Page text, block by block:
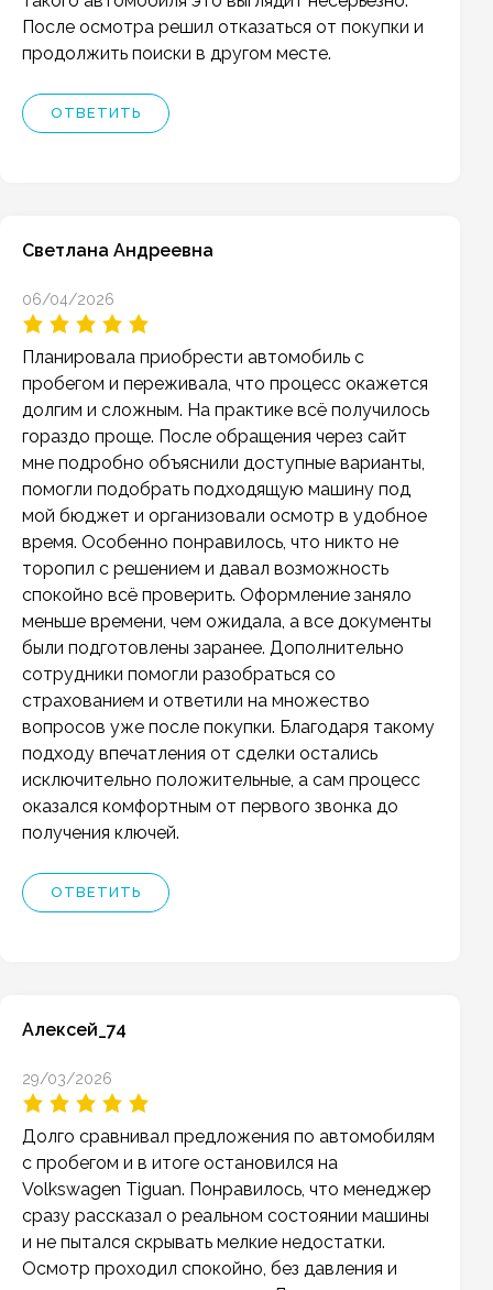
После осмотра решил отказаться от покупки и
продолжить поиски в другом месте.
ОТВЕТИТЬ
Светлана Андреевна
06/04/2026
Планировала приобрести автомобиль с
пробегом и переживала, что процесс окажется
долгим и сложным. На практике всё получилось
гораздо проще. После обращения через сайт
мне подробно объяснили доступные варианты,
помогли подобрать подходящую машину под
мой бюджет и организовали осмотр в удобное
время. Особенно понравилось, что никто не
торопил с решением и давал возможность
спокойно всё проверить. Оформление заняло
меньше времени, чем ожидала, а все документы
были подготовлены заранее. Дополнительно
сотрудники помогли разобраться со
страхованием и ответили на множество
вопросов уже после покупки. Благодаря такому
подходу впечатления от сделки остались
исключительно положительные, а сам процесс
оказался комфортным от первого звонка до
получения ключей.
ОТВЕТИТЬ
Алексей_74
29/03/2026
Долго сравнивал предложения по автомобилям
с пробегом и в итоге остановился на
Volkswagen Tiguan. Понравилось, что менеджер
сразу рассказал о реальном состоянии машины
и не пытался скрывать мелкие недостатки.
Осмотр проходил спокойно, без давления и